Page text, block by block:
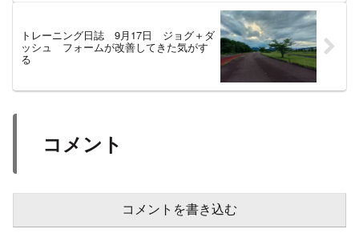
トレーニング日誌 9月17日 ジョグ＋ダ
ッシュ フォームが改善してきた気がす
る
コメント
コメントを書き込む